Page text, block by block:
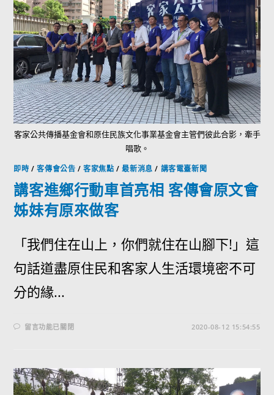
客家公共傳播基金會和原住民族文化事業基金會主管們彼此合影，牽手
唱歌。
即時 /客傳會公告 /客家焦點 /最新消息 / 講客電臺新聞
講客進鄉行動車首亮相 客傳會原文會
姊妹有原來做客
「我們住在山上，你們就住在山腳下!」這
句話道盡原住民和客家人生活環境密不可
分的緣...
留言功能已關閉 2020-08-12 15:54:55